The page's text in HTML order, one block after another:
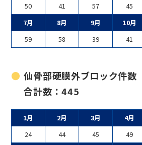
50
41 57 45
7月
8月 9月 10月
59
58 39 41
仙骨部硬膜外ブロック件数
合計数：445
1月 2月 3月 4月
24
44 45 49